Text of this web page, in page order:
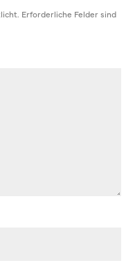
Erforderliche Felder sind